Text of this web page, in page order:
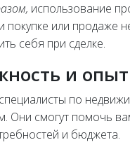
использование
покупке или продаже
себя при сделке.
и
по
Они смогут помочь
и бюджета.